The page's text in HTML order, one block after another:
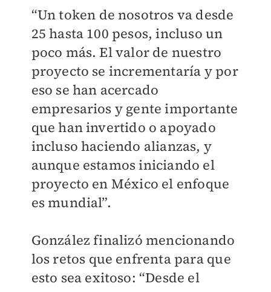
“Un token de nosotros va desde
25 hasta 100 pesos, incluso un
poco más. El valor de nuestro
proyecto se incrementaría y por
eso se han acercado
empresarios y gente importante
que han invertido o apoyado
incluso haciendo alianzas, y
aunque estamos iniciando el
proyecto en México el enfoque
es mundial”.
González finalizó mencionando
los retos que enfrenta para que
esto sea exitoso: “Desde el